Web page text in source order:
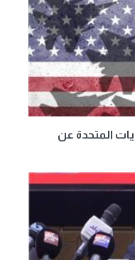
المتحدة عن